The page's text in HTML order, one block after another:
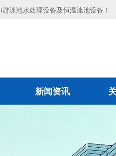
泳池水处理设备及恒温泳池设备！
新闻资讯